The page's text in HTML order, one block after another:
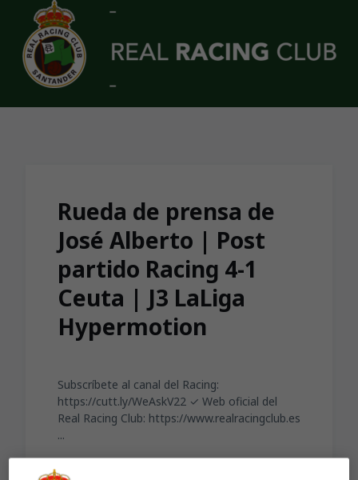
Skip to main content
Rueda de prensa de
José Alberto | Post
partido Racing 4-1
Ceuta | J3 LaLiga
Hypermotion
Subscríbete al canal del Racing:
https://cutt.ly/WeAskV22 ✓ Web oficial del
Real Racing Club: https://www.realracingclub.es
...